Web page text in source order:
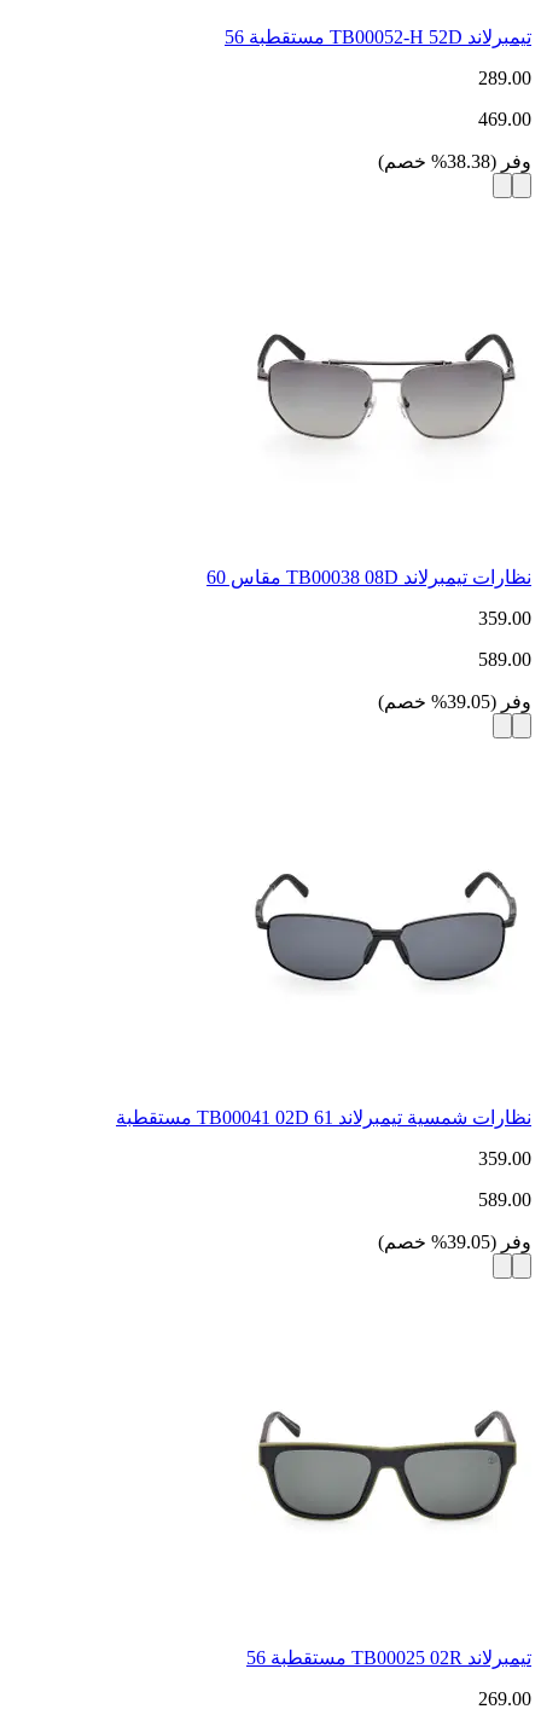
تيمبرلاند TB00052-H 52D مستقطبة 56
289.00
469.00
وفر (
38.38
% خصم)
نظارات تيمبرلاند TB00038 08D مقاس 60
359.00
589.00
وفر (
39.05
% خصم)
نظارات شمسية تيمبرلاند TB00041 02D 61 مستقطبة
359.00
589.00
وفر (
39.05
% خصم)
تيمبرلاند TB00025 02R مستقطبة 56
269.00